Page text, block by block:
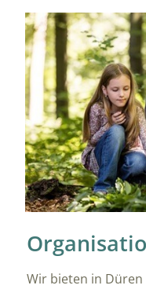
Wir bieten in